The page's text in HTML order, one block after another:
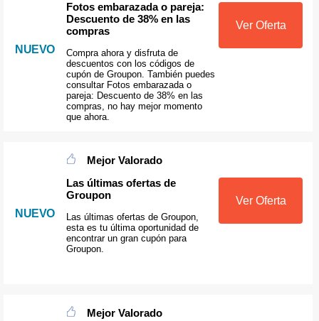
NUEVO
Fotos embarazada o pareja:
Descuento de 38% en las
compras
Compra ahora y disfruta de
descuentos con los códigos de
cupón de Groupon. También puedes
consultar Fotos embarazada o
pareja: Descuento de 38% en las
compras, no hay mejor momento
que ahora.
Ver Oferta
NUEVO
Mejor Valorado
Las últimas ofertas de
Groupon
Las últimas ofertas de Groupon,
esta es tu última oportunidad de
encontrar un gran cupón para
Groupon.
Ver Oferta
Mejor Valorado